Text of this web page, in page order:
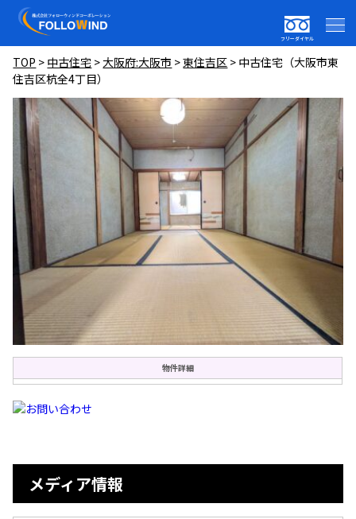
フリーダイヤル
TOP > 中古住宅 >大阪府:大阪市 >東住吉区 > 中古住宅（大阪市東
住吉区杭全4丁目）
物件詳細
メディア情報